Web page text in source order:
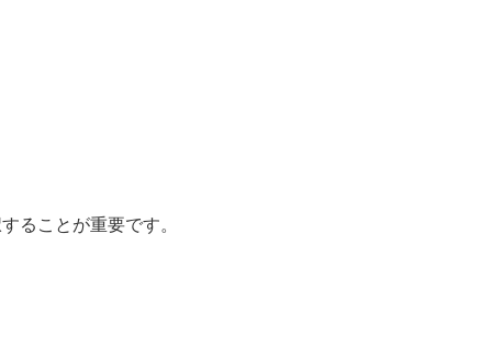
ることが重要です。